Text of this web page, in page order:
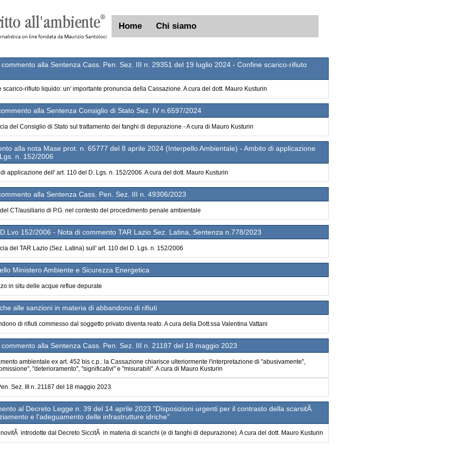
Home Chi siamo
alla Sentenza Cass. Pen. Sez. III n. 29351 del 19 luglio 2024 - Confine scarico-rifiuto
scarico-rifiuto liquido: un' importante pronuncia della Cassazione. A cura del dott. Mauro Kusturin
alla Sentenza Consiglio di Stato Sez. IV n.6597/2024
del Consiglio di Stato sul trattamento dei fanghi di depurazione - A cura di Mauro Kusturin
alla nota Mase prot. n. 65777 del 8 aprile 2024 (Interpello Ambientale) - Ambito di applicazione
n. 152/2006
applicazione dell' art. 110 del D. Lgs. n. 152/2006. A cura del dott. Mauro Kusturin
alla Sentenza Cass. Pen. Sez. III n. 49306/2023
del CT/ausiliario di P.G. nel contesto del procedimento penale ambientale
152/2006 - Nota di commento TAR Lazio Sez. Latina, Sentenza n.778/2023
del TAR Lazio (Sez. Latina) sull' art. 110 del D. Lgs. n. 152/2006
Ministero Ambiente e Sicurezza Energetica
in situ delle acque reflue depurate
alle sanzioni in materia di abbandono di rifiuti
di rifiuti commesso dal soggetto privato diventa reato. A cura della Dott.ssa Valentina Vattani
alla Sentenza Cass. Pen. Sez. III n. 21187 del 18 maggio 2023
ambientale ex art. 452 bis c.p.: la Cassazione chiarisce ulteriormente l'interpretazione di "abusivamente",
"deterioramento", "significativi" e "misurabili". A cura di Mauro Kusturin
Sez. III n. 21187 del 18 maggio 2023
al Decreto Legge n. 39 del 14 aprile 2023 "Disposizioni urgenti per il contrasto della scarsitÃ
e l'adeguamento delle infrastrutture idriche"
introdotte dal Decreto SiccitÃ in materia di scarichi (e di fanghi di depurazione). A cura del dott. Mauro Kusturin